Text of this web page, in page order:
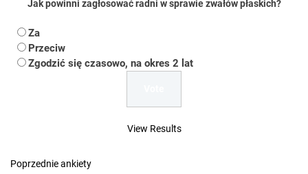
Jak powinni zagłosować radni w sprawie zwałów płaskich?
Za
Przeciw
Zgodzić się czasowo, na okres 2 lat
View Results
Poprzednie ankiety